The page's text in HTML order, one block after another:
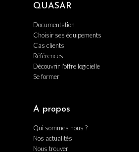
QUASAR
Documentation
Choisir ses équipements
Cas clients
Références
Découvrir l'offre logicielle
Se former
A propos
Qui sommes nous ?
Nos actualités
Nous trouver